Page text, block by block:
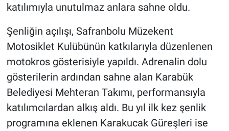
katılımıyla unutulmaz anlara sahne oldu.
Şenliğin açılışı, Safranbolu Müzekent
Motosiklet Kulübünün katkılarıyla düzenlenen
motokros gösterisiyle yapıldı. Adrenalin dolu
gösterilerin ardından sahne alan Karabük
Belediyesi Mehteran Takımı, performansıyla
katılımcılardan alkış aldı. Bu yıl ilk kez şenlik
programına eklenen Karakucak Güreşleri ise